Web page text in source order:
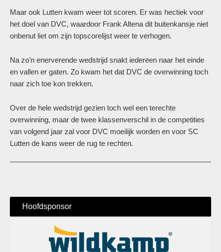
Maar ook Lutten kwam weer tot scoren. Er was hectiek voor
het doel van DVC, waardoor Frank Altena dit buitenkansje niet
onbenut liet om zijn topscorelijst weer te verhogen.
Na zo’n enerverende wedstrijd snakt iedereen naar het einde
en vallen er gaten. Zo kwam het dat DVC de overwinning toch
naar zich toe kon trekken.
Over de hele wedstrijd gezien toch wel een terechte
overwinning, maar de twee klassenverschil in de competities
van volgend jaar zal voor DVC moeilijk worden en voor SC
Lutten de kans weer de rug te rechten.
Hoofdsponsor